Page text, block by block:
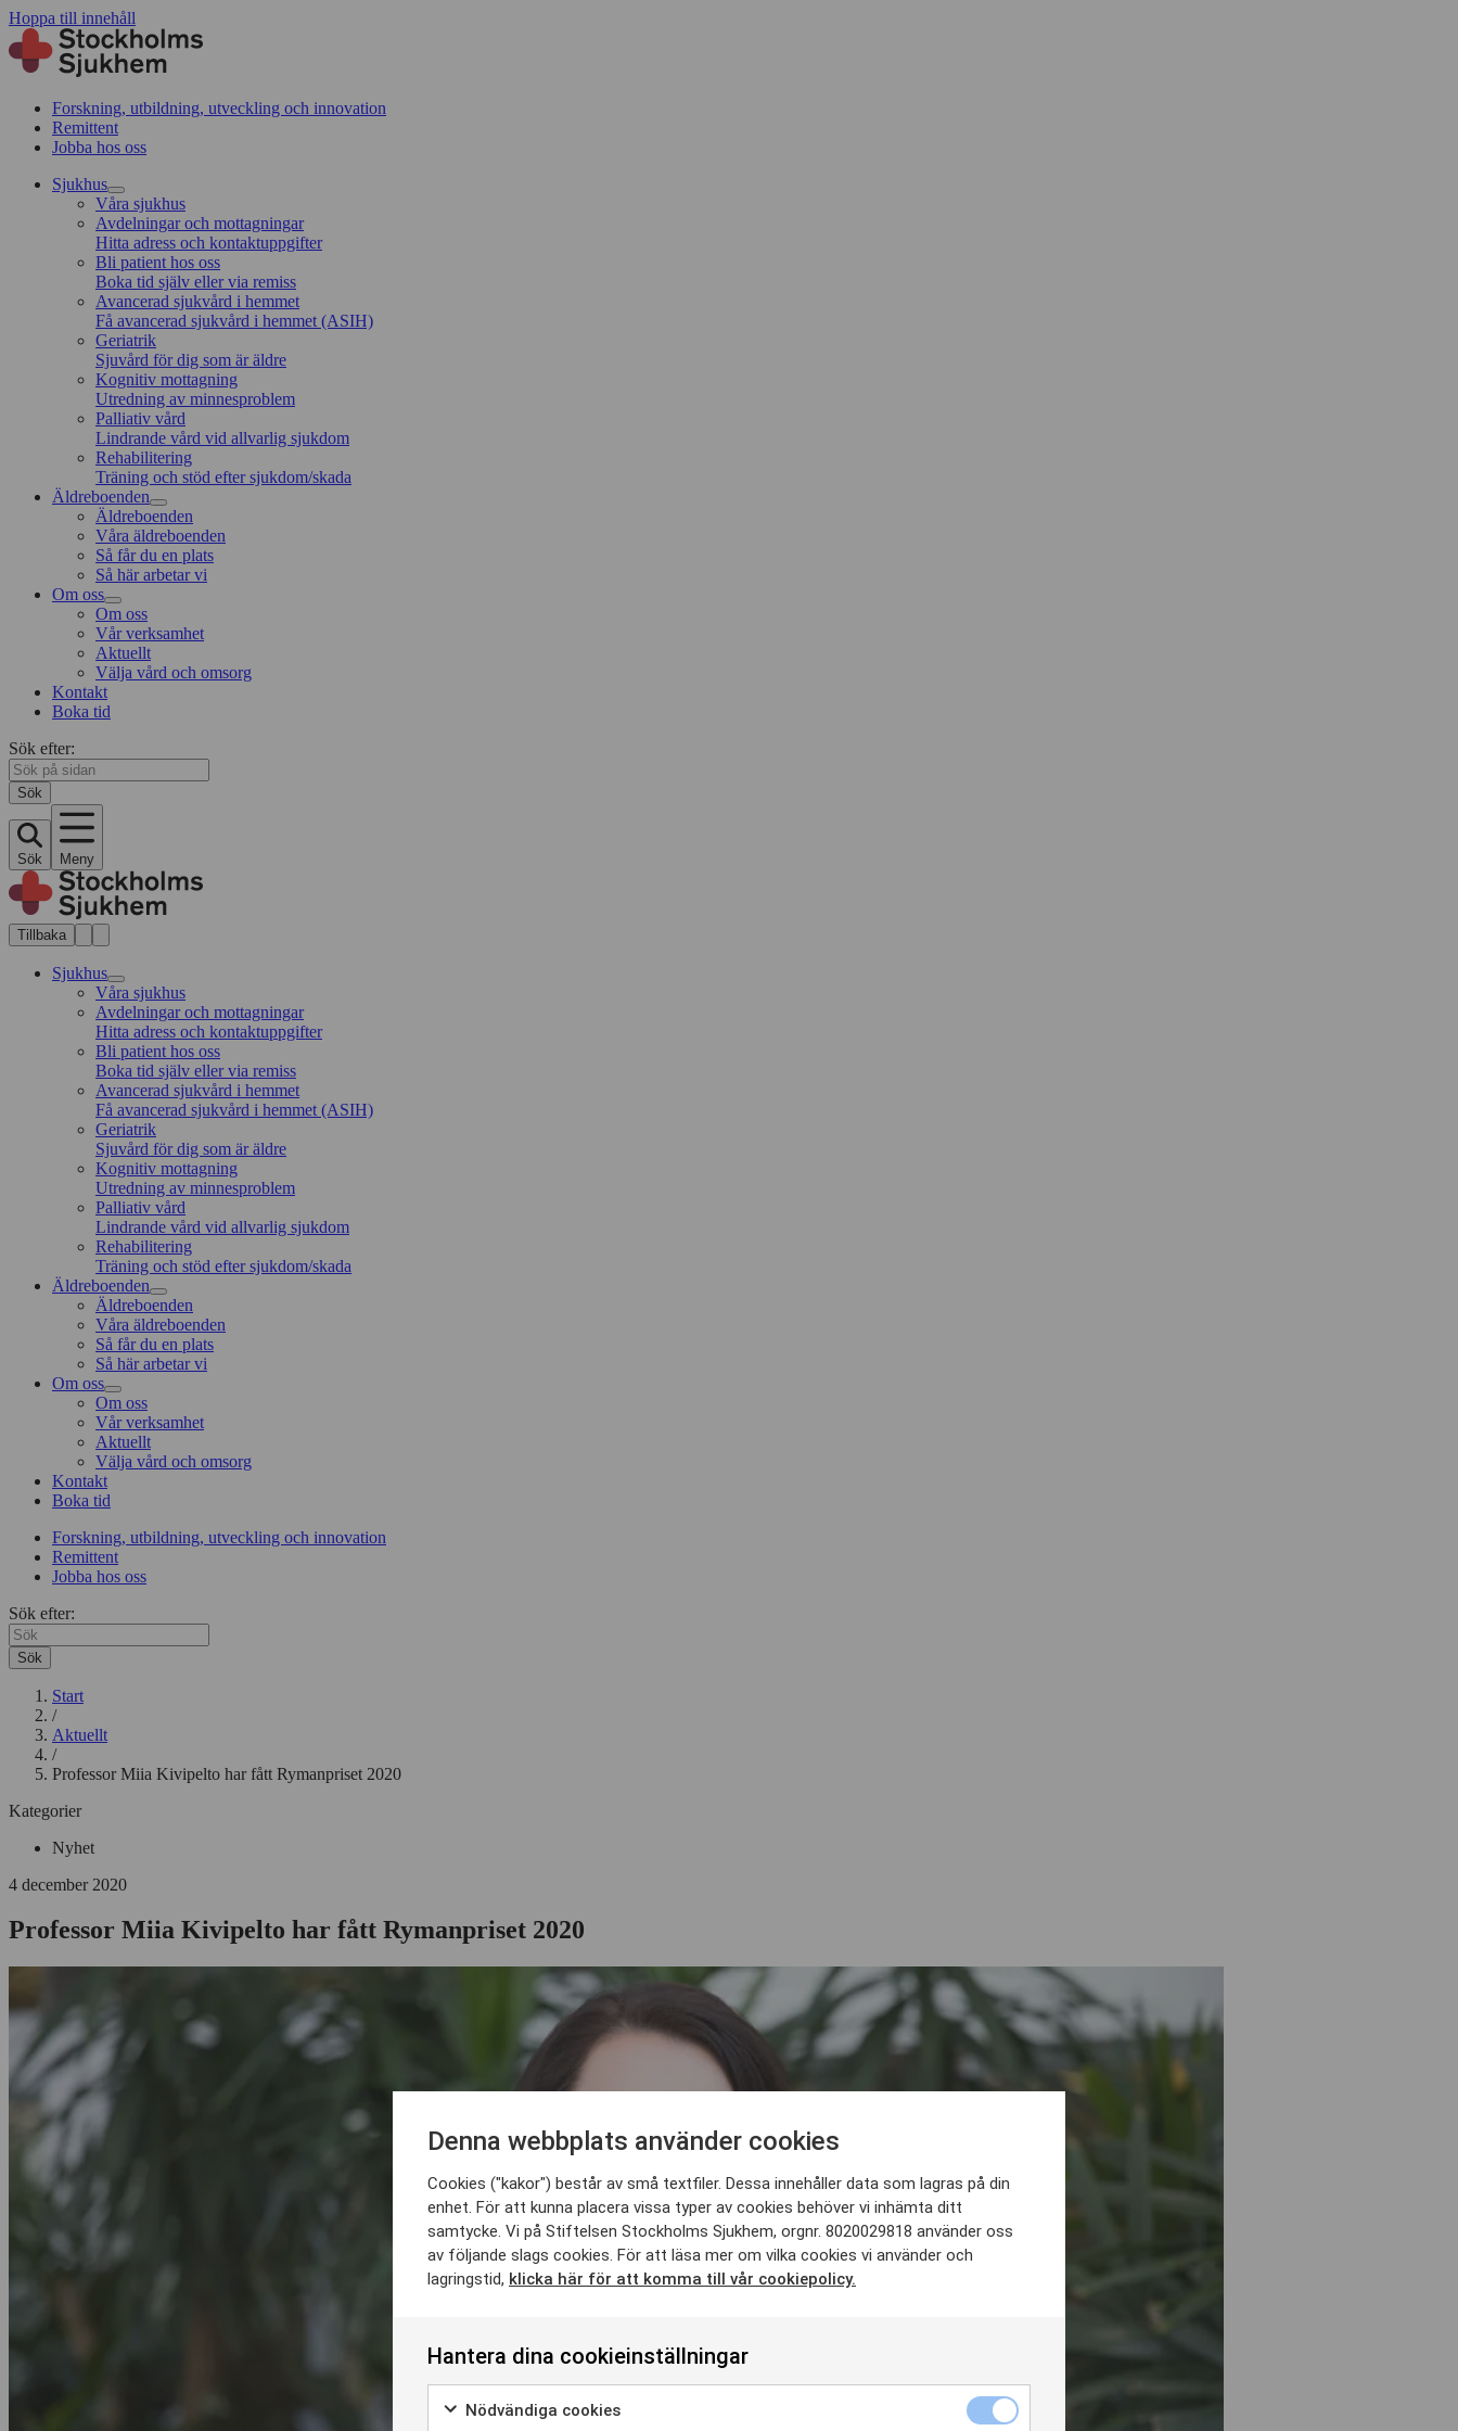
Hoppa till innehåll
Forskning, utbildning, utveckling och innovation
Remittent
Jobba hos oss
Sjukhus
Våra sjukhus
Avdelningar och mottagningar
Hitta adress och kontaktuppgifter
Bli patient hos oss
Boka tid själv eller via remiss
Avancerad sjukvård i hemmet
Få avancerad sjukvård i hemmet (ASIH)
Geriatrik
Sjuvård för dig som är äldre
Kognitiv mottagning
Utredning av minnesproblem
Palliativ vård
Lindrande vård vid allvarlig sjukdom
Rehabilitering
Träning och stöd efter sjukdom/skada
Äldreboenden
Äldreboenden
Våra äldreboenden
Så får du en plats
Så här arbetar vi
Om oss
Om oss
Vår verksamhet
Aktuellt
Välja vård och omsorg
Kontakt
Boka tid
Sök efter:
Sök
Sök Meny
Tillbaka
Sjukhus
Våra sjukhus
Avdelningar och mottagningar
Hitta adress och kontaktuppgifter
Bli patient hos oss
Boka tid själv eller via remiss
Avancerad sjukvård i hemmet
Få avancerad sjukvård i hemmet (ASIH)
Geriatrik
Sjuvård för dig som är äldre
Kognitiv mottagning
Utredning av minnesproblem
Palliativ vård
Lindrande vård vid allvarlig sjukdom
Rehabilitering
Träning och stöd efter sjukdom/skada
Äldreboenden
Äldreboenden
Våra äldreboenden
Så får du en plats
Så här arbetar vi
Om oss
Om oss
Vår verksamhet
Aktuellt
Välja vård och omsorg
Kontakt
Boka tid
Forskning, utbildning, utveckling och innovation
Remittent
Jobba hos oss
Sök efter:
Sök
Start
/
Aktuellt
/
Professor Miia Kivipelto har fått Rymanpriset 2020
Kategorier
Nyhet
4 december 2020
Professor Miia Kivipelto har fått Rymanpriset 2020
Denna webbplats använder cookies
Cookies ("kakor") består av små textfiler. Dessa innehåller data som lagras på din
enhet. För att kunna placera vissa typer av cookies behöver vi inhämta ditt
samtycke. Vi på Stiftelsen Stockholms Sjukhem, orgnr. 8020029818 använder oss
av följande slags cookies. För att läsa mer om vilka cookies vi använder och
lagringstid, klicka här för att komma till vår cookiepolicy.
Hantera dina cookieinställningar
Nödvändiga cookies
Nödvändiga
cookies